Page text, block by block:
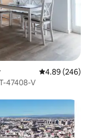
4.89 out of 5
4.89 (246)
47408-V